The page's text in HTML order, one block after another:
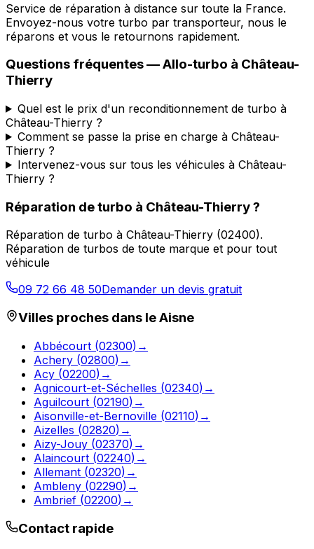
Service de réparation à distance sur toute la France.
Envoyez-nous votre turbo par transporteur, nous le
réparons et vous le retournons rapidement.
Questions fréquentes —Allo-turbo à Château-
Thierry
Quel est le prix d'un reconditionnement de turbo à
Château-Thierry ?
Comment se passe la prise en charge à Château-
Thierry ?
Intervenez-vous sur tous les véhicules à Château-
Thierry ?
Réparation de turbo à Château-Thierry?
Réparation de turbo à Château-Thierry (02400).
Réparation de turbos de toute marque et pour tout
véhicule
09 72 66 48 50Demander un devis gratuit
Villes proches dans leAisne
Abbécourt (02300) →
Achery (02800) →
Acy (02200) →
Agnicourt-et-Séchelles (02340) →
Aguilcourt (02190) →
Aisonville-et-Bernoville (02110) →
Aizelles (02820) →
Aizy-Jouy (02370) →
Alaincourt (02240) →
Allemant (02320) →
Ambleny (02290) →
Ambrief (02200) →
Contact rapide